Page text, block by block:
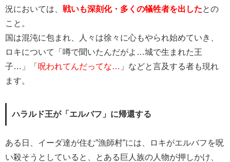
況においては、 戦いも深刻化・多くの犠牲者を出したとの
こと。
国は混沌に包まれ、人々は徐々に心もやられ始めていき、
ロキについて「噂で聞いたんだがよ…城で生まれた王
子…」「 呪われてんだってな… 」などと言及する者も現れ
ます。
ハラルド王が「エルバフ」に帰還する
ある日、イーダ達が住む”漁師村”には、ロキがエルバフを呪
い殺そうとしていると、とある巨人族の人物が押しかけ、